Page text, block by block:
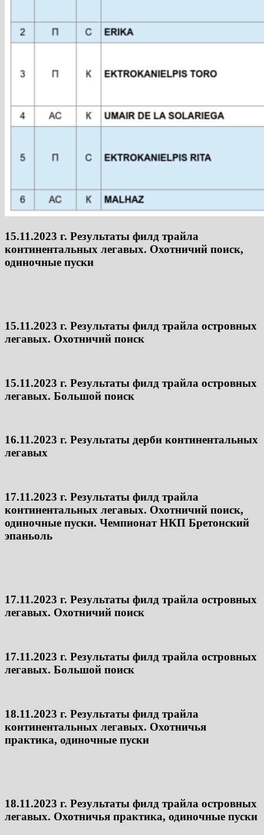
15.11.2023 г. Результаты филд трайла
континентальных легавых. Охотничий поиск,
одиночные пуски
15.11.2023 г. Результаты филд трайла островных
легавых. Охотничий поиск
15.11.2023 г. Результаты филд трайла островных
легавых. Большой поиск
16.11.2023 г. Результаты дерби континентальных
легавых
17.11.2023 г. Результаты филд трайла
континентальных легавых. Охотничий поиск,
одиночные пуски. Чемпионат НКП Бретонский
эпаньоль
17.11.2023 г. Результаты филд трайла островных
легавых. Охотничий поиск
17.11.2023 г. Результаты филд трайла островных
легавых. Большой поиск
18.11.2023 г. Результаты филд трайла
континентальных легавых. Охотничья
практика, одиночные пуски
18.11.2023 г. Результаты филд трайла островных
легавых. Охотничья практика, одиночные пуски